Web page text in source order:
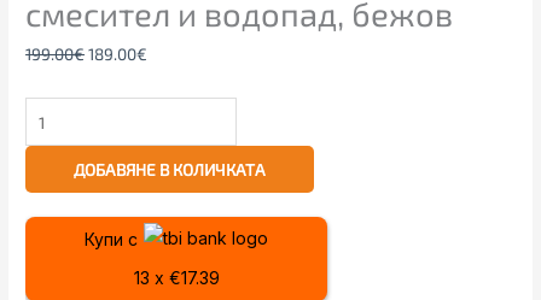
смесител и водопад, бежов
199.00€189.00€
ДОБАВЯНЕ В КОЛИЧКАТА
Купи с
13 x €17.39